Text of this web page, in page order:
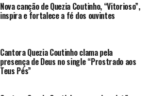
Nova canção de Quezia Coutinho, “Vitorioso”,
inspira e fortalece a fé dos ouvintes
Cantora Quezia Coutinho clama pela
presença de Deus no single “Prostrado aos
Teus Pés”